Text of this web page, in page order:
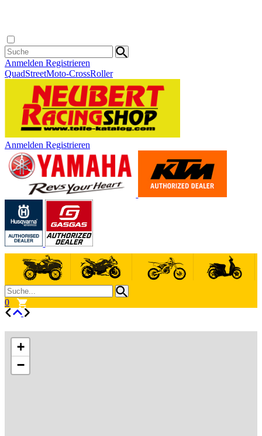
Anmelden Registrieren
QuadStreetMoto-CrossRoller
Anmelden Registrieren
0
+
−